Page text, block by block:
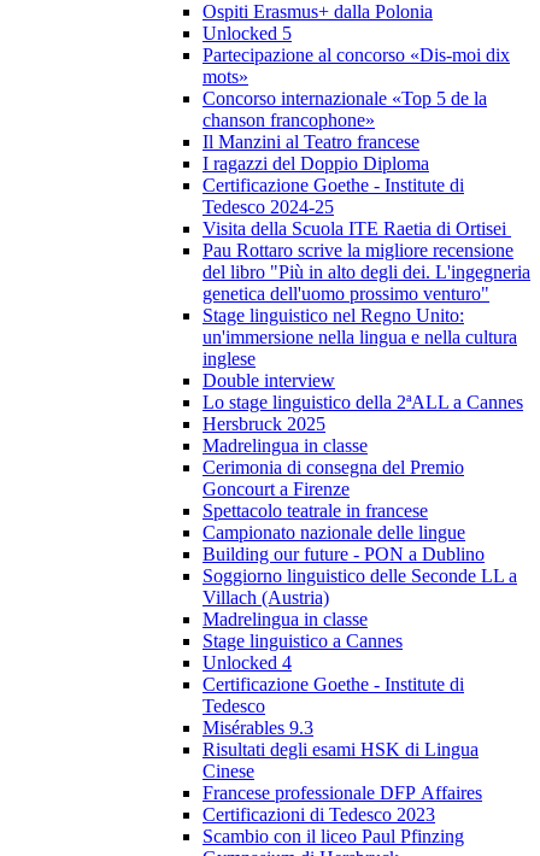
Ospiti Erasmus+ dalla Polonia
Unlocked 5
Partecipazione al concorso «Dis-moi dix
mots»
Concorso internazionale «Top 5 de la
chanson francophone»
Il Manzini al Teatro francese
I ragazzi del Doppio Diploma
Certificazione Goethe - Institute di
Tedesco 2024-25
Visita della Scuola ITE Raetia di Ortisei
Pau Rottaro scrive la migliore recensione
del libro "Più in alto degli dei. L'ingegneria
genetica dell'uomo prossimo venturo"
Stage linguistico nel Regno Unito:
un'immersione nella lingua e nella cultura
inglese
Double interview
Lo stage linguistico della 2ªALL a Cannes
Hersbruck 2025
Madrelingua in classe
Cerimonia di consegna del Premio
Goncourt a Firenze
Spettacolo teatrale in francese
Campionato nazionale delle lingue
Building our future - PON a Dublino
Soggiorno linguistico delle Seconde LL a
Villach (Austria)
Madrelingua in classe
Stage linguistico a Cannes
Unlocked 4
Certificazione Goethe - Institute di
Tedesco
Misérables 9.3
Risultati degli esami HSK di Lingua
Cinese
Francese professionale DFP Affaires
Certificazioni di Tedesco 2023
Scambio con il liceo Paul Pfinzing